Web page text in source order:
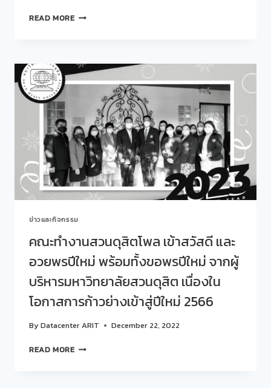
READ MOREภาพ
ขวัญ
ส่ง
ท้าย
ต้อนรับ
ปี
ใหม่
2566
ของ
คณะ
ทำงาน
ดุ
โพล
ข่าวและกิจกรรม
คณะทำงานสวนดุสิตโพล เข้าสวัสดี และ
อวยพรปีใหม่ พร้อมทั้งขอพรปีใหม่ จากผู้
บริหารมหาวิทยาลัยสวนดุสิต เนื่องใน
โอกาสการก้าวย่างเข้าสู่ปีใหม่ 2566
ByDatacenter ARIT December 22, 2022
READ MOREคณะ